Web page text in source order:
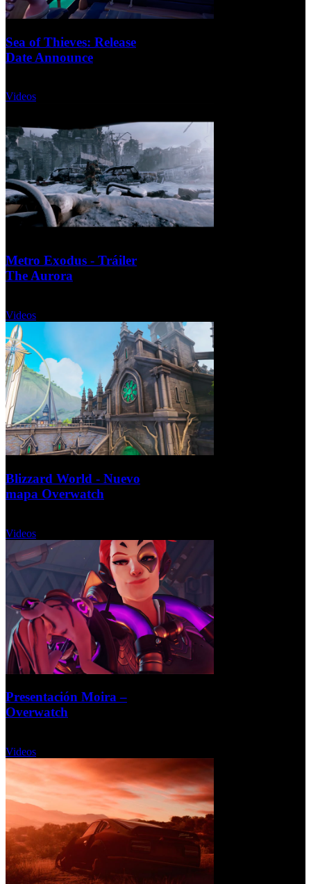
Sea of Thieves: Release
Date Announce
Videos
Metro Exodus - Tráiler
The Aurora
Videos
Blizzard World - Nuevo
mapa Overwatch
Videos
Presentación Moira –
Overwatch
Videos